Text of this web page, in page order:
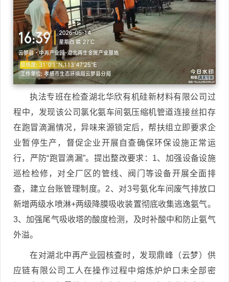
执法专班在检查湖北华欣有机硅新材料有限公司过
程中，发现该公司氯化氨车间氨压缩机管道连接丝扣存
在跑冒滴漏情况，异味来源锁定后，帮扶组立即要求企
业暂停生产，督促企业开展自查确保环保设施正常运
行，严防“跑冒滴漏”。提出整改要求：1、加强设备设施
巡检检修，对全厂区的管线、阀门等设备开展全面排
查，建立台账管理制度。2、对3号氨化车间废气排放口
新增两级水喷淋+两级降膜吸收装置彻底收集逃逸氨气。
3、加强尾气吸收塔的酸度检测，及时补酸中和防止氨气
外溢。
在对湖北中再产业园核查时，发现鼎峰（云梦）供
应链有限公司工人在操作过程中熔炼炉炉口未全部密